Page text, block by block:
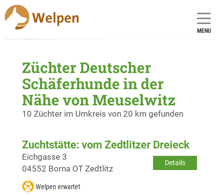
MENU
Züchter Deutscher
Schäferhunde in der
Nähe von Meuselwitz
10 Züchter im Umkreis von 20 km gefunden
Zuchtstätte: vom Zedtlitzer Dreieck
Details
Eichgasse 3
04552 Borna OT Zedtlitz
Welpen erwartet